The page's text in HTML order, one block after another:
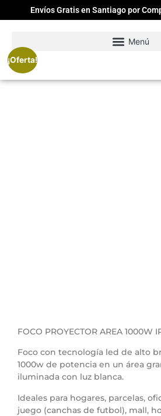
Envíos Gratis en Santiago por
¡Oferta!
FOCO PROYECTOR AREA 1000W
Foco con tecnología led de alto
1000w de potencia en un área
iluminada con luz blanca.
Ideales para hogares, parcelas,
juego (canchas de futbol), mall,